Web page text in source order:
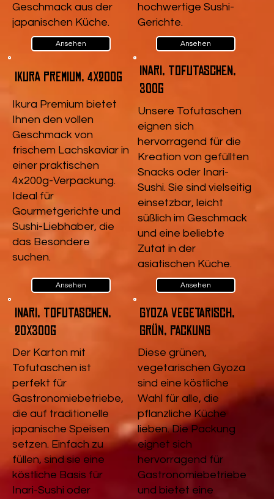
Geschmack aus der
japanischen Küche.
Ansehen
hochwertige Sushi-
Gerichte.
Ansehen
Ikura Premium, 4x200g
Ikura Premium bietet
Ihnen den vollen
Geschmack von
frischem Lachskaviar in
einer praktischen
4x200g-Verpackung.
Ideal für
Gourmetgerichte und
Sushi-Liebhaber, die
das Besondere
suchen.
Ansehen
Inari, Tofutaschen,
300g
Unsere Tofutaschen
eignen sich
hervorragend für die
Kreation von gefüllten
Snacks oder Inari-
Sushi. Sie sind vielseitig
einsetzbar, leicht
süßlich im Geschmack
und eine beliebte
Zutat in der
asiatischen Küche.
Ansehen
Inari, Tofutaschen,
20x300g
Der Karton mit
Tofutaschen ist
perfekt für
Gastronomiebetriebe,
die auf traditionelle
japanische Speisen
setzen. Einfach zu
füllen, sind sie eine
köstliche Basis für
Inari-Sushi oder
Gyoza vegetarisch,
Grün, Packung
Diese grünen,
vegetarischen Gyoza
sind eine köstliche
Wahl für alle, die
pflanzliche Küche
lieben. Die Packung
eignet sich
hervorragend für
Gastronomiebetriebe
und bietet eine